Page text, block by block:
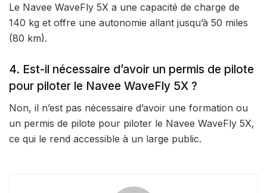
Le Navee WaveFly 5X a une capacité de charge de
140 kg et offre une autonomie allant jusqu’à 50 miles
(80 km).
4. Est-il nécessaire d’avoir un permis de pilote
pour piloter le Navee WaveFly 5X ?
Non, il n’est pas nécessaire d’avoir une formation ou
un permis de pilote pour piloter le Navee WaveFly 5X,
ce qui le rend accessible à un large public.